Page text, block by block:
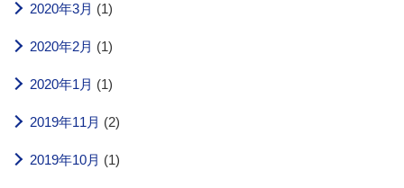
2020年3月 (1)
2020年2月 (1)
2020年1月 (1)
2019年11月 (2)
2019年10月 (1)